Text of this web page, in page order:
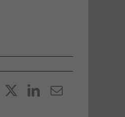
FacebookLinkedIn
E-